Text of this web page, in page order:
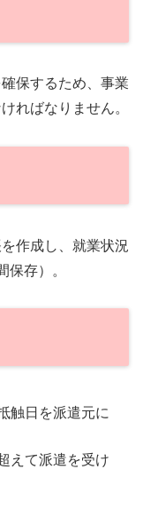
保するため、事業
ればなりません。
作成し、就業状況
保存）。
触日を派遣元に
えて派遣を受け